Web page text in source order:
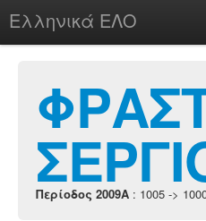
Ελληνικά ΕΛΟ
chesstu.be @ discord
Login
Περίοδος 2009A : 1005 ->